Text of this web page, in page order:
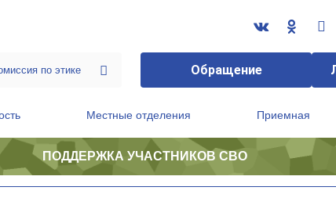
Обращение
Местные отделения Приемная
ПОДДЕРЖКА УЧАСТНИКОВ СВО